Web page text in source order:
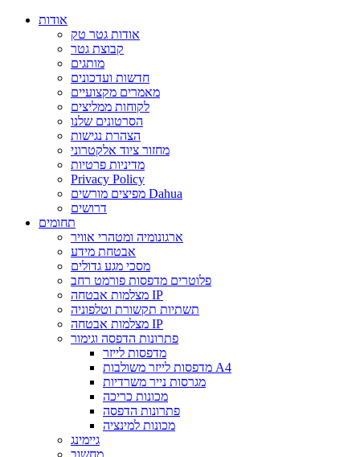
אודות
אודות גטר טק
קבוצת גטר
מותגים
חדשות ועדכונים
מאמרים מקצועיים
לקוחות ממליצים
הסרטונים שלנו
הצהרת נגישות
מחזור ציוד אלקטרוני
מדיניות פרטיות
Privacy Policy
מפיצים מורשים Dahua
דרושים
תחומים
ארגונומיה ומטהרי אוויר
אבטחת מידע
מסכי מגע גדולים
פלוטרים מדפסות פורמט רחב
מצלמות אבטחה IP
תשתיות תקשורת וטלפוניה
מצלמות אבטחה IP
פתרונות הדפסה וגימור
מדפסות לייזר
מדפסות לייזר משולבות A4
מגרסות נייר משרדיות
מכונות כריכה
פתרונות הדפסה
מכונות למינציה
גיימינג
מחשוב